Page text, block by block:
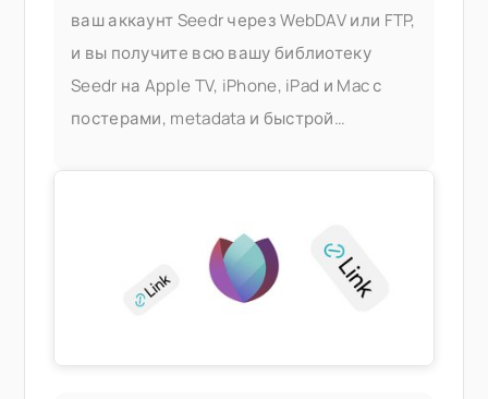
ваш аккаунт Seedr через WebDAV или FTP,
и вы получите всю вашу библиотеку
Seedr на Apple TV, iPhone, iPad и Mac с
постерами, metadata и быстрой